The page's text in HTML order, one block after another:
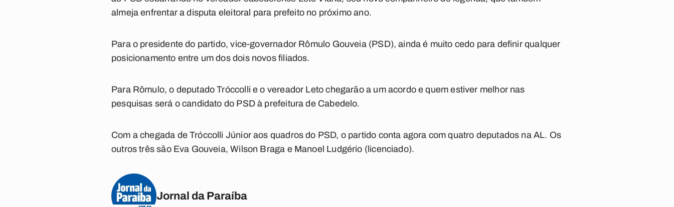
almeja enfrentar a disputa eleitoral para prefeito no próximo ano.
Para o presidente do partido, vice-governador Rômulo Gouveia (PSD), ainda é muito cedo para definir qualquer
posicionamento entre um dos dois novos filiados.
Para Rômulo, o deputado Tróccolli e o vereador Leto chegarão a um acordo e quem estiver melhor nas
pesquisas será o candidato do PSD à prefeitura de Cabedelo.
Com a chegada de Tróccolli Júnior aos quadros do PSD, o partido conta agora com quatro deputados na AL. Os
outros três são Eva Gouveia, Wilson Braga e Manoel Ludgério (licenciado).
Jornal da Paraíba